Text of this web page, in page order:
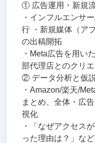
① 広告運用・新規
・インフルエンサ
行 ・新規媒体（ア
の出稿開拓
・Meta広告を用い
部代理店とのクリ
② データ分析と仮
・Amazon/楽天/
まとめ、全体・広
視化
・「なぜアクセス
った理由は？」な